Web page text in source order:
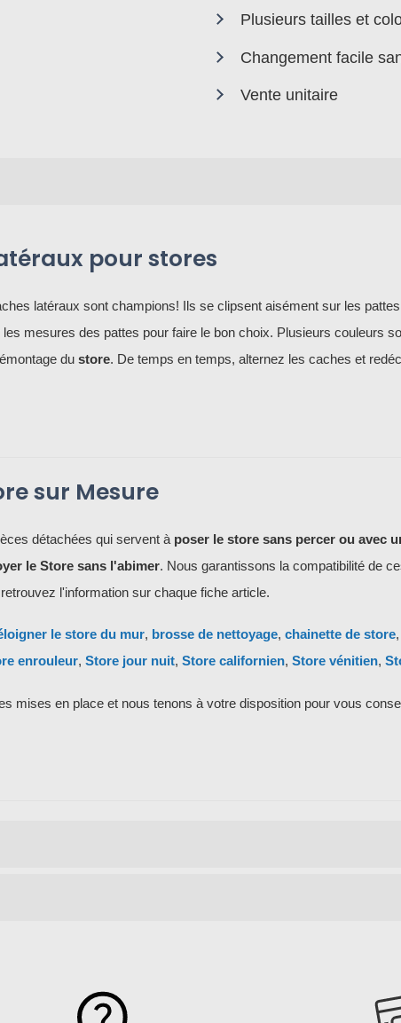
Plusieurs tailles et
Changement facile
Vente unitaire
pour stores
latéraux sont champions! Ils se clipsent aisément sur les
les mesures des pattes pour faire le bon choix. Plusieurs couleurs
du store. De temps en temps, alternez les caches et
sur Mesure
détachées qui servent à poser le store sans percer ou avec
le Store sans l'abimer. Nous garantissons la compatibilité de
l'information sur chaque fiche article.
le store du mur, brosse de nettoyage, chainette de store,
enrouleur, Store jour nuit, Store californien, Store vénitien,
mises en place et nous tenons à votre disposition pour vous